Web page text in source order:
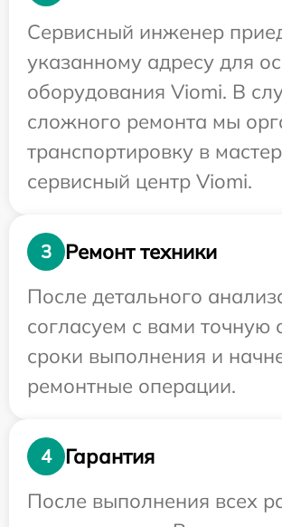
Сервисный инженер
указанному адресу для
оборудования Viomi. В
сложного ремонта мы
транспортировку в
сервисный центр Viomi.
3
Ремонт техники
После детального
согласуем с вами точную
сроки выполнения и
ремонтные операции.
4
Гарантия
После выполнения всех